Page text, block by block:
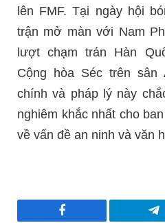
lên FMF. Tại ngày hội
trận mở màn với Nam
lượt chạm trán Hàn
Cộng hòa Séc trên sân
chính và pháp lý này
nghiêm khắc nhất cho
về vấn đề an ninh và văn
Facebook